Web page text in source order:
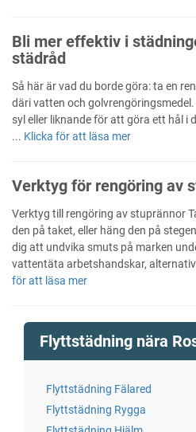
Bli mer effektiv i
städråd
Så här är vad du borde göra: ta en
däri vatten och
syl eller liknande för att göra ett hål i
... Klicka för att läsa mer
Verktyg för rengöring av
Verktyg till rengöring av stuprännor
den på taket, eller häng den på
dig att undvika smuts på marken
vattentäta arbetshandskar,
för att läsa mer
Flyttstädning nära
Flyttstädning Fälared
Flyttstädning Rygga